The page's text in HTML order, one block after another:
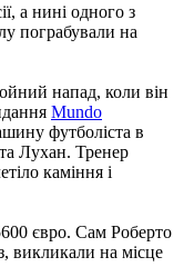
а нині одного з
пограбували на
напад, коли він
Mundo
футболіста в
Лухан. Тренер
каміння і
євро. Сам Роберто
викликали на місце